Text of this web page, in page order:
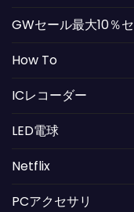
GWセール最大10％
How To
ICレコーダー
LED電球
Netflix
PCアクセサリ